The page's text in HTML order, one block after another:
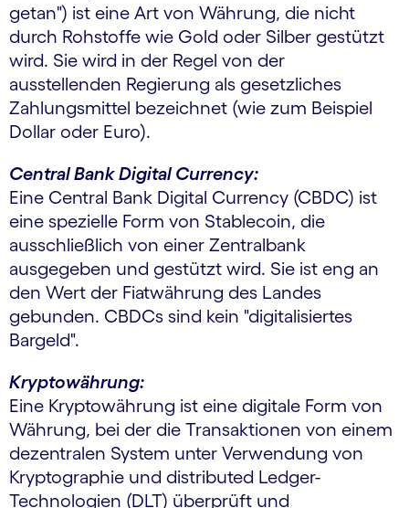
getan") ist eine Art von Währung, die nicht
durch Rohstoffe wie Gold oder Silber gestützt
wird. Sie wird in der Regel von der
ausstellenden Regierung als gesetzliches
Zahlungsmittel bezeichnet (wie zum Beispiel
Dollar oder Euro).
Central Bank Digital Currency:
Eine Central Bank Digital Currency (CBDC) ist
eine spezielle Form von Stablecoin, die
ausschließlich von einer Zentralbank
ausgegeben und gestützt wird. Sie ist eng an
den Wert der Fiatwährung des Landes
gebunden. CBDCs sind kein "digitalisiertes
Bargeld".
Kryptowährung:
Eine Kryptowährung ist eine digitale Form von
Währung, bei der die Transaktionen von einem
dezentralen System unter Verwendung von
Kryptographie und distributed Ledger-
Technologien (DLT) überprüft und